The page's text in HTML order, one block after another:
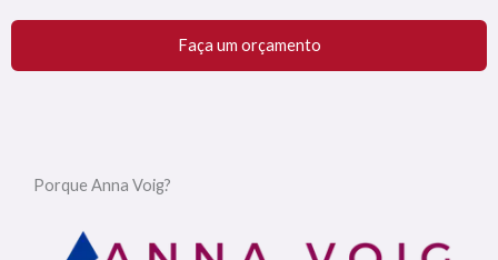
Faça um orçamento
Porque Anna Voig?